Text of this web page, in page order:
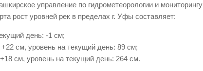
управление по гидрометеорологии и мониторингу
рост уровней рек в пределах г. Уфы составляет:
день: -1 см;
см, уровень на текущий день: 89 см;
см, уровень на текущий день: 264 см.